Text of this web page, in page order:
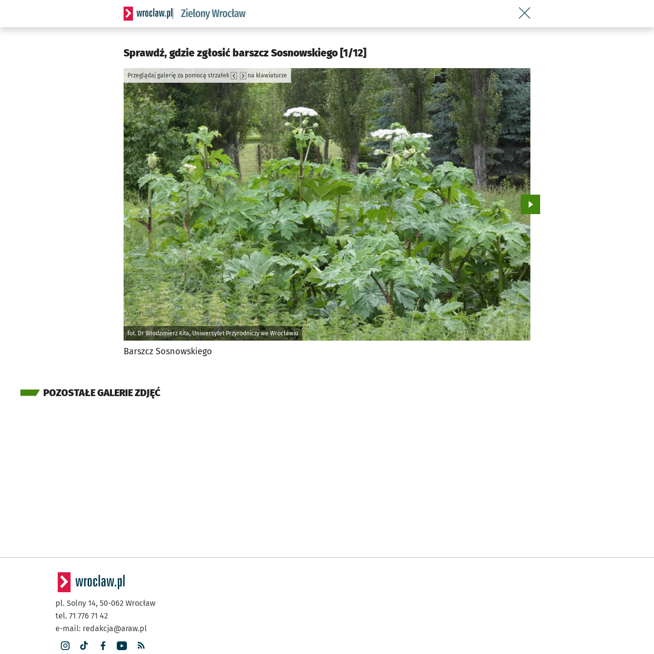
Serwis informacyjny wroclaw.pl podserwis: Środowisko we Wrocławiu
Wróć do artykułu Sprawdź, gdzie
Sprawdź, gdzie zgłosić barszcz Sosnowskiego [1/12]
fot. Dr Włodzimierz Kita, Uniwersytet Przyrodniczy we Wrocławiu
Przeglądaj galerię za pomocą strzałek na klawiaturze
Przejdź do kolejnego zdjęcia.
Barszcz Sosnowskiego
POZOSTAŁE GALERIE ZDJĘĆ
pl. Solny 14, 50-062 Wrocław
tel. 71 776 71 42
e-mail: redakcja@araw.pl